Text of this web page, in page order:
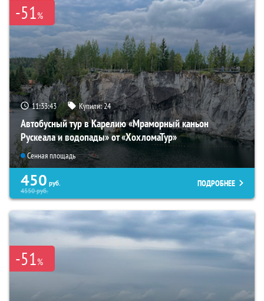
-51%
11:33:42 Купили:24
Автобусный тур в Карелию «Мраморный каньон
Рускеала и водопады» от «ХохломаТур»
Сенная площадь
450 руб.
4550руб.
ПОДРОБНЕЕ
-51%